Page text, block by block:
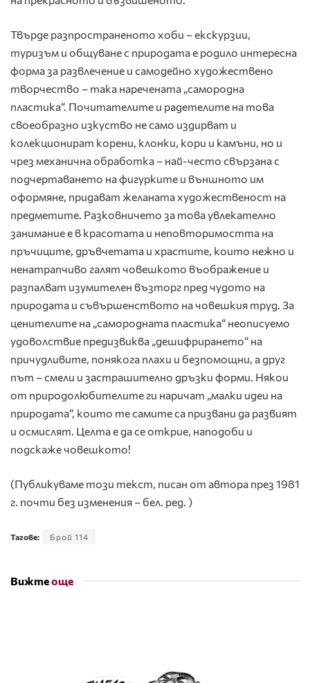
Твърде разпространеното хоби – екскурзии,
туризъм и общуване с природата е родило интересна
форма за развлечение и самодейно художествено
творчество – така наречената „самородна
пластика“. Почитателите и радетелите на това
своеобразно изкуство не само издирват и
колекционират корени, клонки, кори и камъни, но и
чрез механична обработка – най-често свързана с
подчертаването на фигурките и външното им
оформяне, придават желаната художественост на
предметите. Разковничето за това увлекателно
занимание е в красотата и неповторимостта на
пръчиците, дръвчетата и храстите, които нежно и
ненатрапчиво галят човешкото въображение и
разпалват изумителен възторг пред чудото на
природата и съвършенството на човешкия труд. За
ценителите на „самородната пластика“ неописуемо
удоволствие предизвиква „дешифрирането“ на
причудливите, понякога плахи и безпомощни, а друг
път – смели и застрашително дръзки форми. Някои
от природолюбителите ги наричат „малки идеи на
природата“, които те самите са призвани да развият
и осмислят. Целта е да се открие, наподоби и
подскаже човешкото!
(Публикуваме този текст, писан от автора през 1981
г. почти без изменения – бел. ред. )
Тагове: Брой 114
Вижтеоще